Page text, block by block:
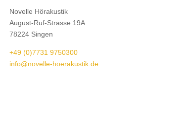
Novelle Hörakustik
August-Ruf-Strasse 19A
78224 Singen
+49 (0)7731 9750300
info@novelle-hoerakustik.de